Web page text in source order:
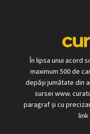
În lipsa unui acord
maximum 500 de
depăși jumătate din
sursei www.
paragraf și cu